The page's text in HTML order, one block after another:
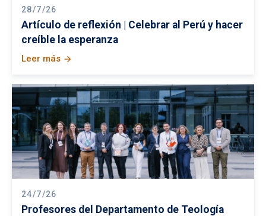
28/7/26
Artículo de reflexión | Celebrar al Perú y hacer
creíble la esperanza
Leer más arrow_forward
24/7/26
Profesores del Departamento de Teología